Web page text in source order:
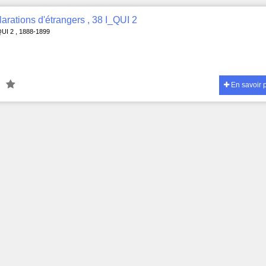
d'étrangers , 38 I_QUI 2
2 , 1888-1899
En savoir